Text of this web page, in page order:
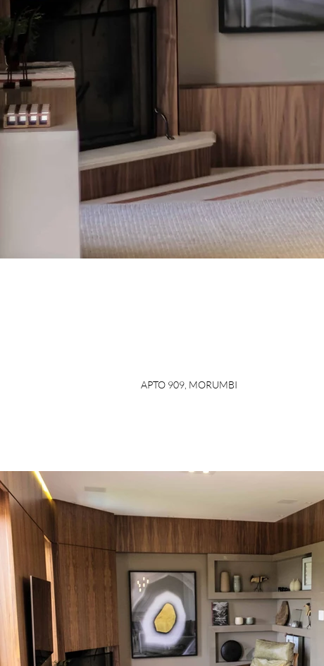
APTO 909, MORUMBI